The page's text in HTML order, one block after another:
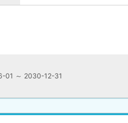
01 ～ 2030-12-31